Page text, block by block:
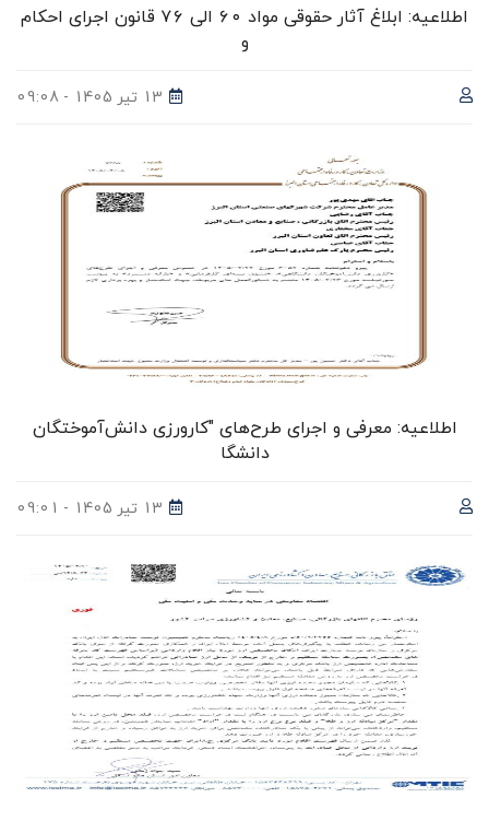
اطلاعیه: ابلاغ آثار حقوقی مواد ۶۰ الی ۷۶ قانون اجرای احکام
و
13 تیر 1405 - 09:08
اطلاعیه: معرفی و اجرای طرح‌های "کارورزی دانش‌آموختگان
دانشگا
13 تیر 1405 - 09:01